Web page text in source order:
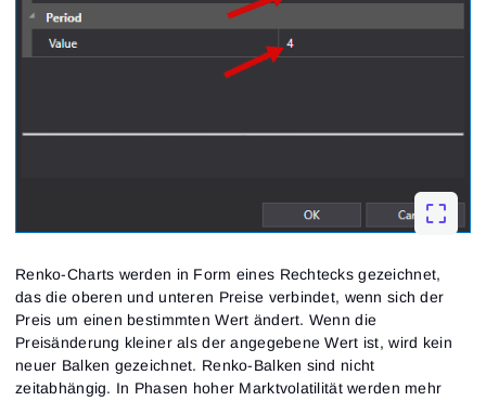
Renko-Charts werden in Form eines Rechtecks ​​gezeichnet,
das die oberen und unteren Preise verbindet, wenn sich der
Preis um einen bestimmten Wert ändert. Wenn die
Preisänderung kleiner als der angegebene Wert ist, wird kein
neuer Balken gezeichnet. Renko-Balken sind nicht
zeitabhängig. In Phasen hoher Marktvolatilität werden mehr